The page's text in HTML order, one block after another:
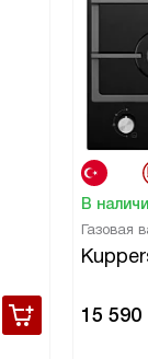
В
Газовая
15 590